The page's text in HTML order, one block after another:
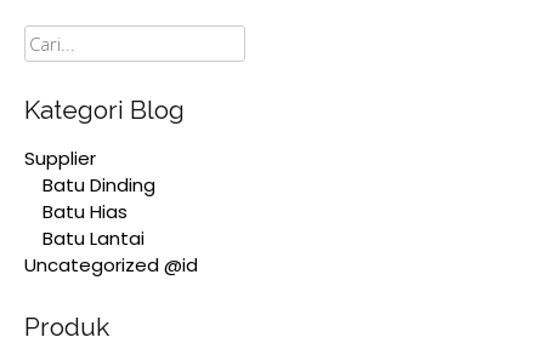
Cari
Kategori Blog
Supplier
Batu Dinding
Batu Hias
Batu Lantai
Uncategorized @id
Produk